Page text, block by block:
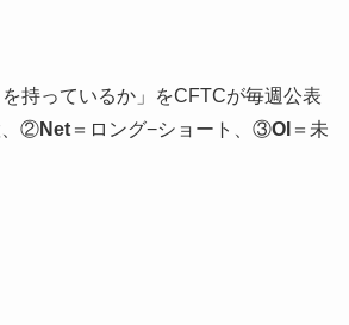
持っているか」をCFTCが毎週公表
、②Net ＝ロング−ショート、③OI ＝未